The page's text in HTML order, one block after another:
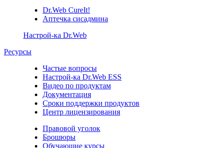
Dr.Web CureIt!
Аптечка сисадмина
Настрой-ка Dr.Web
Ресурсы
Частые вопросы
Настрой-ка Dr.Web ESS
Видео по продуктам
Документация
Сроки поддержки продуктов
Центр лицензирования
Правовой уголок
Брошюры
Обучающие курсы